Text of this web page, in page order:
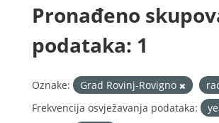
Pronađeno
podataka: 1
Oznake: Grad Rovinj-Rovigno
Frekvencija osvježavanja podataka: